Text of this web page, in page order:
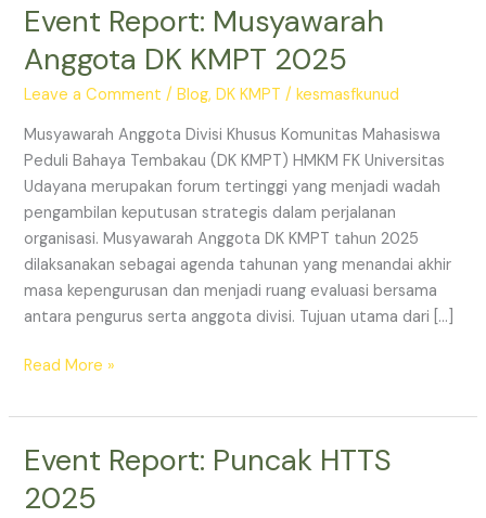
Event Report: Musyawarah
Anggota DK KMPT 2025
Leave a Comment /Blog,DK KMPT /kesmasfkunud
Musyawarah Anggota Divisi Khusus Komunitas Mahasiswa
Peduli Bahaya Tembakau (DK KMPT) HMKM FK Universitas
Udayana merupakan forum tertinggi yang menjadi wadah
pengambilan keputusan strategis dalam perjalanan
organisasi. Musyawarah Anggota DK KMPT tahun 2025
dilaksanakan sebagai agenda tahunan yang menandai akhir
masa kepengurusan dan menjadi ruang evaluasi bersama
antara pengurus serta anggota divisi. Tujuan utama dari […]
Read More »
Event Report: Puncak HTTS
2025
Event
Puncak